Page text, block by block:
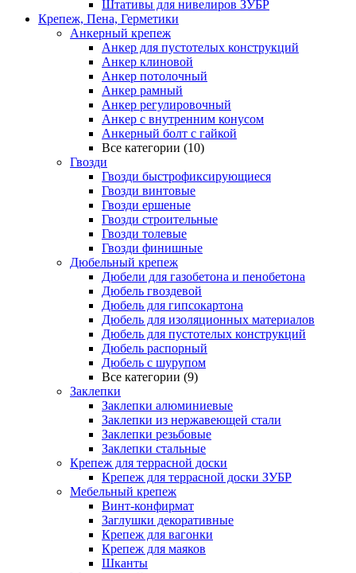
Штативы для нивелиров ЗУБР
Крепеж, Пена, Герметики
Анкерный крепеж
Анкер для пустотелых конструкций
Анкер клиновой
Анкер потолочный
Анкер рамный
Анкер регулировочный
Анкер с внутренним конусом
Анкерный болт с гайкой
Все категории (10)
Гвозди
Гвозди быстрофиксирующиеся
Гвозди винтовые
Гвозди ершеные
Гвозди строительные
Гвозди толевые
Гвозди финишные
Дюбельный крепеж
Дюбели для газобетона и пенобетона
Дюбель гвоздевой
Дюбель для гипсокартона
Дюбель для изоляционных материалов
Дюбель для пустотелых конструкций
Дюбель распорный
Дюбель с шурупом
Все категории (9)
Заклепки
Заклепки алюминиевые
Заклепки из нержавеющей стали
Заклепки резьбовые
Заклепки стальные
Крепеж для террасной доски
Крепеж для террасной доски ЗУБР
Мебельный крепеж
Винт-конфирмат
Заглушки декоративные
Крепеж для вагонки
Крепеж для маяков
Шканты